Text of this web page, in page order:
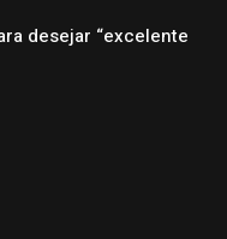
desejar “excelente